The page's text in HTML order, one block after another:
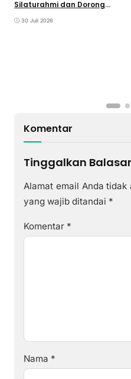
Silaturahmi dan Dorong
30 Juli 2026
Komentar
Tinggalkan
Alamat email Anda
yang wajib ditandai *
Komentar *
Nama *